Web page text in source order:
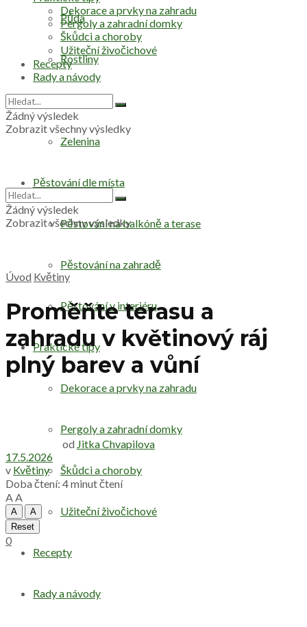
Půda
Rostliny
Zelenina
Pěstování dle místa
Pěstování na balkóně a terase
Pěstování na zahradě
Pěstování v interiéru
Praktické tipy
Dekorace a prvky na zahradu
Pergoly a zahradní domky
Škůdci a choroby
Užiteční živočichové
Recepty
Rady a návody
Dekorace a prvky na zahradu
Pergoly a zahradní domky
Škůdci a choroby
Užiteční živočichové
Recepty
Rady a návody
Žádný výsledek
Zobrazit všechny výsledky
Žádný výsledek
Zobrazit všechny výsledky
Úvod Květiny
Proměňte terasu a
zahradu v květinový ráj
plný barev a vůní
od Jitka Chvapilova
17.5.2026
v Květiny
Doba čtení: 4 minut čtení
AA
A
A
Reset
0